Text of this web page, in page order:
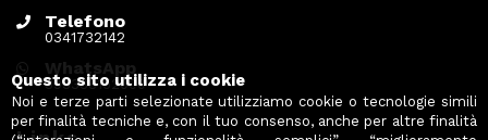
Telefono
0341732142
WhatsApp
393338152000
Questo sito utilizza i cookie
Noi e terze parti selezionate utilizziamo cookie o tecnologie simili
per finalità tecniche e, con il tuo consenso, anche per altre finalità